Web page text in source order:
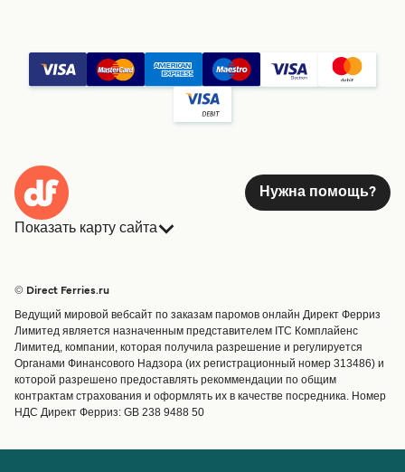
Нужна помощь?
Показать карту сайта
Страны
Обслуживание клиентов
Операторы
Маршруты и порты
Special Offers
Предлагает
Паромные билеты
Грузоперевозки
© Direct Ferries.ru
Ведущий мировой вебсайт по заказам паромов онлайн Директ Ферриз
Лимитед является назначенным представителем ITC Комплайенс
Лимитед, компании, которая получила разрешение и регулируется
Органами Финансового Надзора (их регистрационный номер 313486) и
которой разрешено предоставлять рекоммендации по общим
контрактам страхования и оформлять их в качестве посредника. Номер
НДС Директ Ферриз: GB 238 9488 50